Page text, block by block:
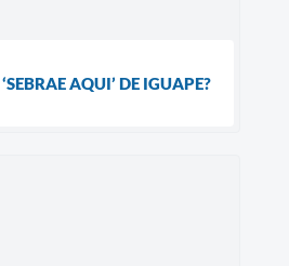
AQUI’ DE IGUAPE?